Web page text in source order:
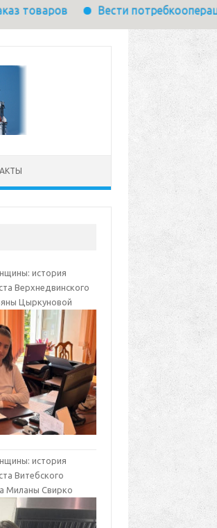
Вести потребкооперации
история
Верхнедвинского
Цыркуновой
история
Витебского
Миланы Свирко